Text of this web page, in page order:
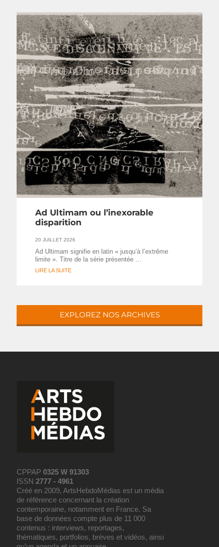
Ad Ultimam ou l’inexorable
disparition
20 JUILLET 2026
Ad Ultimam signifie en latin « jusqu’à l’extrême
limite ». Titre de la série présentée …
LIRE LA SUITE
EXPLOREZ NOS ARCHIVES
CPPAP0325 W 91303
ISSN2777 - 4961
Créé en 2009, ArtsHebdoMédias est un média
de référence concernant la création
contemporaine, notamment en France. Sa
base de données compte plus de 11 000
contenus : interviews, reportages,
thématiques, portfolios, brèves et vidéos, ainsi